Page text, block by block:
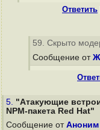
Ответить
59. Скрыто
Сообщение от
5. "Атакующие
NPM-пакета Red Hat"
Сообщение от Аноним